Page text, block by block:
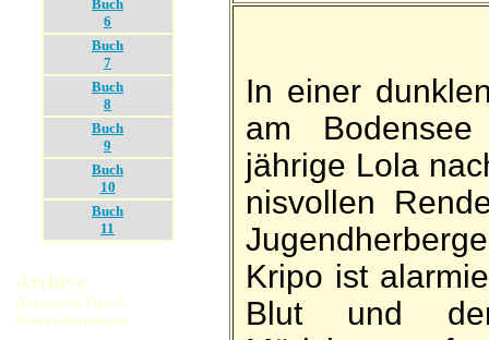
Buch
6
Buch
7
Buch
8
Buch
9
Buch
10
Buch
11
Archive
Das waren Tips &
Neuerscheinungen
In einer
am
jährige Lola
nis­vollen
Kripo ist
Blut und